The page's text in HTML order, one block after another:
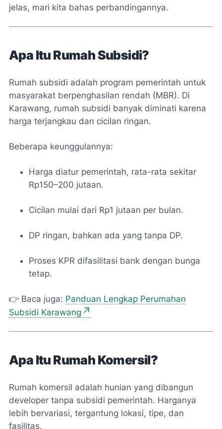
jelas, mari kita bahas perbandingannya.
Apa Itu Rumah Subsidi?
Rumah subsidi adalah program pemerintah untuk
masyarakat berpenghasilan rendah (MBR). Di
Karawang, rumah subsidi banyak diminati karena
harga terjangkau dan cicilan ringan.
Beberapa keunggulannya:
Harga diatur pemerintah, rata-rata sekitar
Rp150–200 jutaan.
Cicilan mulai dari Rp1 jutaan per bulan.
DP ringan, bahkan ada yang tanpa DP.
Proses KPR difasilitasi bank dengan bunga
tetap.
👉 Baca juga: Panduan Lengkap Perumahan
Subsidi Karawang
Apa Itu Rumah Komersil?
Rumah komersil adalah hunian yang dibangun
developer tanpa subsidi pemerintah. Harganya
lebih bervariasi, tergantung lokasi, tipe, dan
fasilitas.